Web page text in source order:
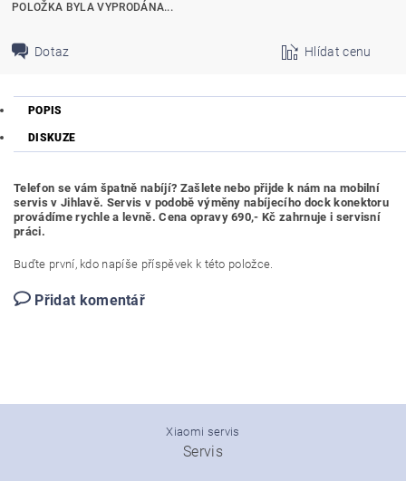
POLOŽKA BYLA VYPRODÁNA...
Dotaz Hlídat cenu
POPIS
DISKUZE
Telefon se vám špatně nabíjí? Zašlete nebo přijde k nám na mobilní
servis v Jihlavě. Servis v podobě výměny nabíjecího dock konektoru
provádíme rychle a levně. Cena opravy 690,- Kč zahrnuje i servisní
práci.
Buďte první, kdo napíše příspěvek k této položce.
Přidat komentář
Xiaomi servis
Servis